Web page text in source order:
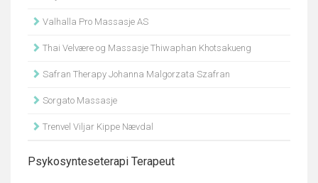
Valhalla Pro Massasje AS
Thai Velvære og Massasje Thiwaphan Khotsakueng
Safran Therapy Johanna Malgorzata Szafran
Sorgato Massasje
Trenvel Viljar Kippe Nævdal
Psykosynteseterapi Terapeut